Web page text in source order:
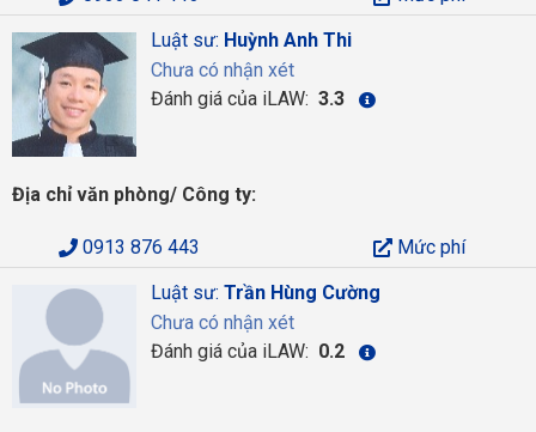
Luật sư: Huỳnh Anh Thi
Chưa có nhận xét
Đánh giá của iLAW: 3.3
Địa chỉ văn phòng/ Công ty:
0913 876 443
Mức phí
Luật sư: Trần Hùng Cường
Chưa có nhận xét
Đánh giá của iLAW: 0.2